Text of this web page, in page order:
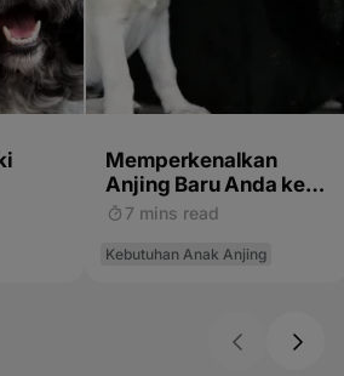
Memperkenalkan
Anjing Baru Anda ke
Kucing atau Anjing
7 mins read
Kebutuhan Anak Anjing